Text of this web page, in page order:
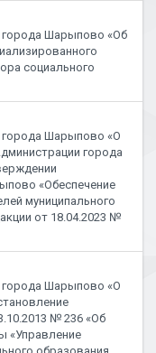
города Шарыпово «Об
социального
города Шарыпово «О
города
«Обеспечение
муниципального
от 18.04.2023 №
города Шарыпово «О
№ 236 «Об
«Управление